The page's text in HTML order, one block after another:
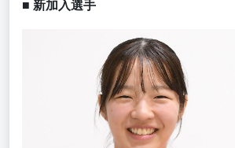
■ 新加入選手